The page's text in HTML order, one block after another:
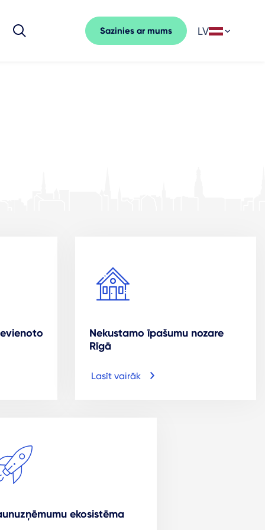
Sazinies ar mums LV
Nekustamo īpašumu nozare
Rīgā
Lasīt vairāk
ekosistēma